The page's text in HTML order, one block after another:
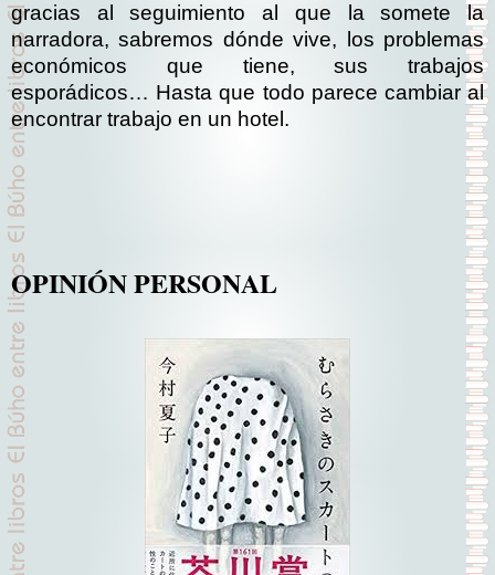
gracias al seguimiento al que la somete la
narradora, sabremos dónde vive, los problemas
económicos que tiene, sus trabajos
esporádicos… Hasta que todo parece cambiar al
encontrar trabajo en un hotel.
OPINIÓN PERSONAL